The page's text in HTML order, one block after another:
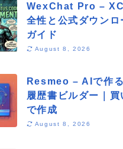
WexChat Pro –
全性と公式ダウンロ
ガイド
August 8, 2026
Resmeo – AIで作
履歴書ビルダー｜買
で作成
August 8, 2026